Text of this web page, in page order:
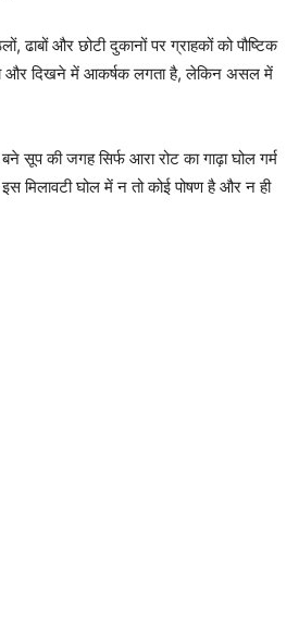
ढाबों और छोटी दुकानों पर ग्राहकों को पौष्टिक
और दिखने में आकर्षक लगता है, लेकिन असल में
सूप की जगह सिर्फ आरा रोट का गाढ़ा घोल गर्म
मिलावटी घोल में न तो कोई पोषण है और न ही